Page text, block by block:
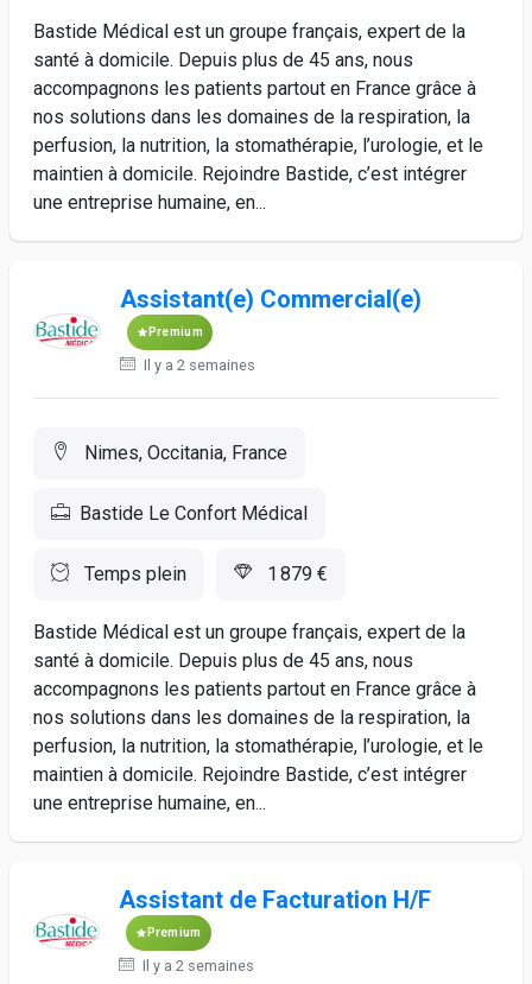
Bastide Médical est un groupe français, expert de la
santé à domicile. Depuis plus de 45 ans, nous
accompagnons les patients partout en France grâce à
nos solutions dans les domaines de la respiration, la
perfusion, la nutrition, la stomathérapie, l’urologie, et le
maintien à domicile. Rejoindre Bastide, c’est intégrer
une entreprise humaine, en...
Assistant(e) Commercial(e)
Premium
Il y a 2 semaines
Nimes, Occitania, France
Bastide Le Confort Médical
Temps plein 1 879 €
Bastide Médical est un groupe français, expert de la
santé à domicile. Depuis plus de 45 ans, nous
accompagnons les patients partout en France grâce à
nos solutions dans les domaines de la respiration, la
perfusion, la nutrition, la stomathérapie, l’urologie, et le
maintien à domicile. Rejoindre Bastide, c’est intégrer
une entreprise humaine, en...
Assistant de Facturation H/F
Premium
Il y a 2 semaines